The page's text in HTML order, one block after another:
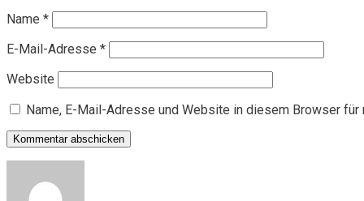
Name *
E-Mail-Adresse *
Website
Name, E-Mail-Adresse und Website in diesem Browser